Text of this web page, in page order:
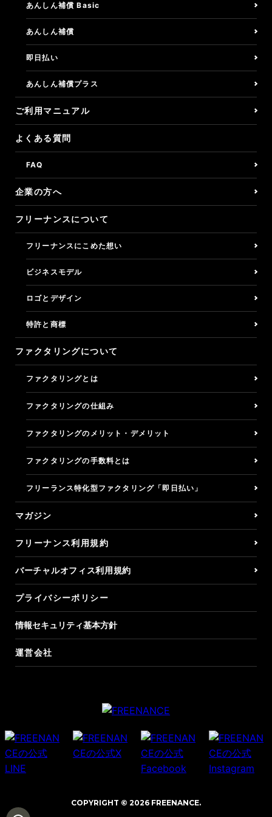
あんしん補償 Basic
あんしん補償
即日払い
あんしん補償プラス
ご利用マニュアル
よくある質問
FAQ
企業の方へ
フリーナンスについて
フリーナンスにこめた想い
ビジネスモデル
ロゴとデザイン
特許と商標
ファクタリングについて
ファクタリングとは
ファクタリングの仕組み
ファクタリングのメリット・デメリット
ファクタリングの手数料とは
フリーランス特化型ファクタリング「即日払い」
マガジン
フリーナンス利用規約
バーチャルオフィス利用規約
プライバシーポリシー
情報セキュリティ基本方針
運営会社
COPYRIGHT © 2026 FREENANCE.